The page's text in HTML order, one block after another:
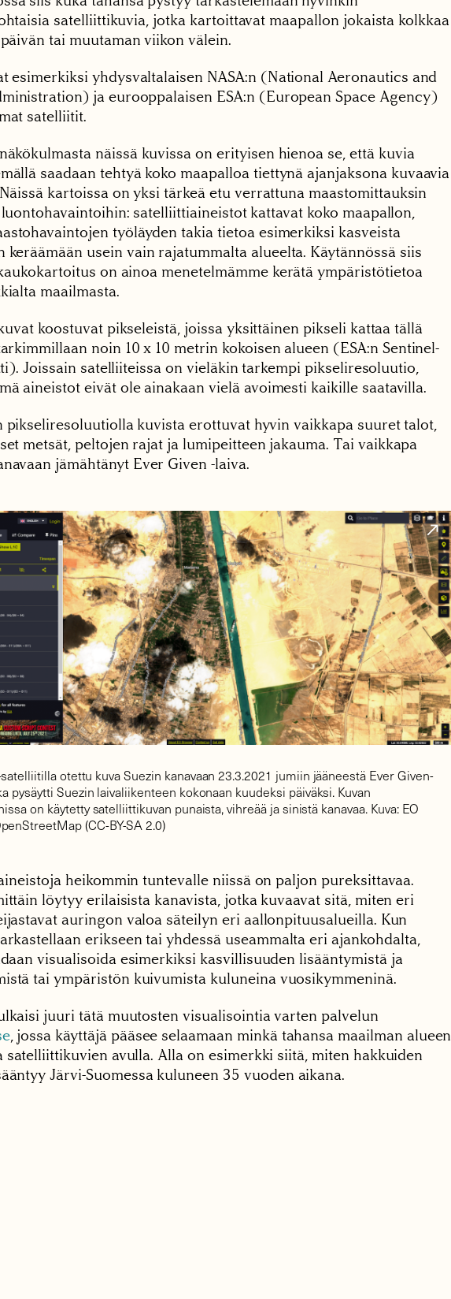
satelliittikuvia, jotka kartoittavat maapallon jokaista kolkkaa
tai muutaman viikon välein.
esimerkiksi yhdysvaltalaisen NASA:n (National Aeronautics and
ja eurooppalaisen ESA:n (European Space Agency)
satelliitit.
näissä kuvissa on erityisen hienoa se, että kuvia
saadaan tehtyä koko maapalloa tiettynä ajanjaksona kuvaavia
kartoissa on yksi tärkeä etu verrattuna maastomittauksin
satelliittiaineistot kattavat koko maapallon,
työläyden takia tietoa esimerkiksi kasveista
keräämään usein vain rajatummalta alueelta. Käytännössä siis
on ainoa menetelmämme kerätä ympäristötietoa
maailmasta.
koostuvat pikseleistä, joissa yksittäinen pikseli kattaa tällä
noin 10 x 10 metrin kokoisen alueen (ESA:n Sentinel-
Joissain satelliiteissa on vieläkin tarkempi pikseliresoluutio,
aineistot eivät ole ainakaan vielä avoimesti kaikille saatavilla.
pikseliresoluutiolla kuvista erottuvat hyvin vaikkapa suuret talot,
metsät, peltojen rajat ja lumipeitteen jakauma. Tai vaikkapa
jämähtänyt Ever Given -laiva.

otettu kuva Suezin kanavaan 23.3.2021 jumiin jääneestä Ever Given-
pysäytti Suezin laivaliikenteen kokonaan kuudeksi päiväksi. Kuvan
on käytetty satelliittikuvan punaista, vihreää ja sinistä kanavaa. Kuva: EO
(CC-BY-SA 2.0)
heikommin tuntevalle niissä on paljon pureksittavaa.
löytyy erilaisista kanavista, jotka kuvaavat sitä, miten eri
auringon valoa säteilyn eri aallonpituusalueilla. Kun
erikseen tai yhdessä useammalta eri ajankohdalta,
visualisoida esimerkiksi kasvillisuuden lisääntymistä ja
tai ympäristön kuivumista kuluneina vuosikymmeninä.
juuri tätä muutosten visualisointia varten palvelun
, jossa käyttäjä pääsee selaamaan minkä tahansa maailman alueen
satelliittikuvien avulla. Alla on esimerkki siitä, miten hakkuiden
Järvi-Suomessa kuluneen 35 vuoden aikana.